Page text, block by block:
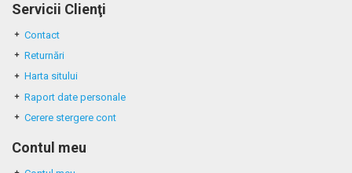
Servicii Clienţi
Contact
Returnări
Harta sitului
Raport date personale
Cerere stergere cont
Contul meu